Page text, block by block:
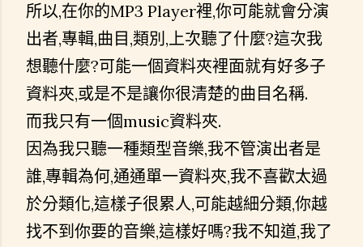
所以,在你的MP3 Player裡,你可能就會分演
出者,專輯,曲目,類別,上次聽了什麼?這次我
想聽什麼?可能一個資料夾裡面就有好多子
資料夾,或是不是讓你很清楚的曲目名稱.
而我只有一個music資料夾.
因為我只聽一種類型音樂,我不管演出者是
誰,專輯為何,通通單一資料夾,我不喜歡太過
於分類化,這樣子很累人,可能越細分類,你越
找不到你要的音樂,這樣好嗎?我不知道,我了